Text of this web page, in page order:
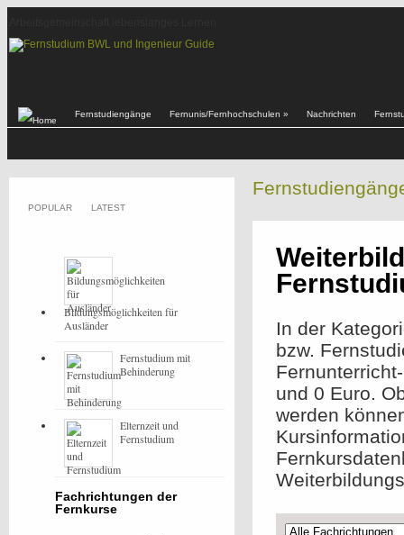
Fernstudiengänge Fernunis/Fernhochschulen » Nachrichten
In der
bzw.
und 0 Euro.
werden
POPULAR LATEST
Bildungsmöglichkeiten für
Ausländer
Fernstudium mit
Behinderung
Elternzeit und
Fernstudium
Fachrichtungen der
Fernkurse